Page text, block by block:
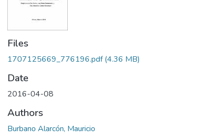
Files
1707125669_776196.pdf(4.36 MB)
Date
2016-04-08
Authors
Burbano Alarcón, Mauricio